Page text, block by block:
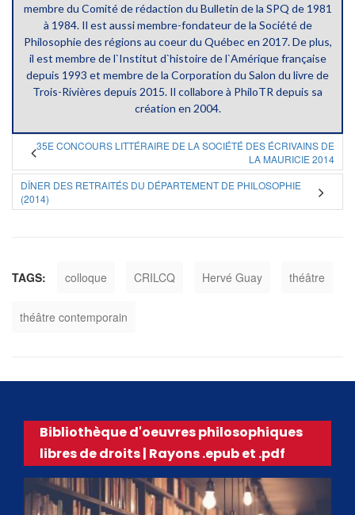
membre du Comité de rédaction du Bulletin de la SPQ de 1981
à 1984. Il est aussi membre-fondateur de la Société de
Philosophie des régions au coeur du Québec en 2017. De plus,
il est membre de l`Institut d`histoire de l`Amérique française
depuis 1993 et membre de la Corporation du Salon du livre de
Trois-Rivières depuis 2015. Il collabore à PhiloTR depuis sa
création en 2004.
35E CONCOURS LITTÉRAIRE DE LA SOCIÉTÉ DES ÉCRIVAINS DE
LA MAURICIE 2014
DÎNER DES RETRAITÉS DU DÉPARTEMENT DE PHILOSOPHIE
(2014)
TAGS: colloque CRILCQ Hervé Guay théâtre
théâtre contemporain
Bibliothèque d'oeuvres philosophiques
libres de droits | Rayons .epub et .pdf